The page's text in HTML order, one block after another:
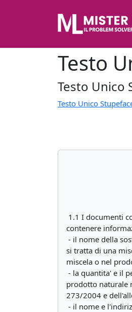
Testo
Testo Unico
Testo Unico
1.1 I documenti
contenere
- il nome della
si tratta di una
miscela o nel
- la quantita' e il
prodotto naturale
273/2004 e
- il nome e